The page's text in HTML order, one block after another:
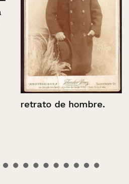
retrato de hombre.